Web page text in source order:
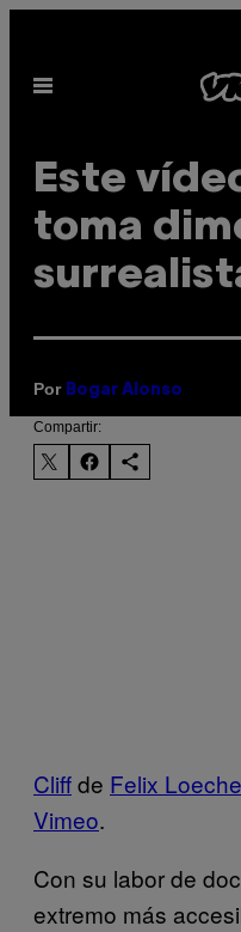
contenido
Abrir
Este
toma
Por Bogar Alonso
Compartir:
Cliffde Felix
Vimeo.
Con su labor de
extremo más